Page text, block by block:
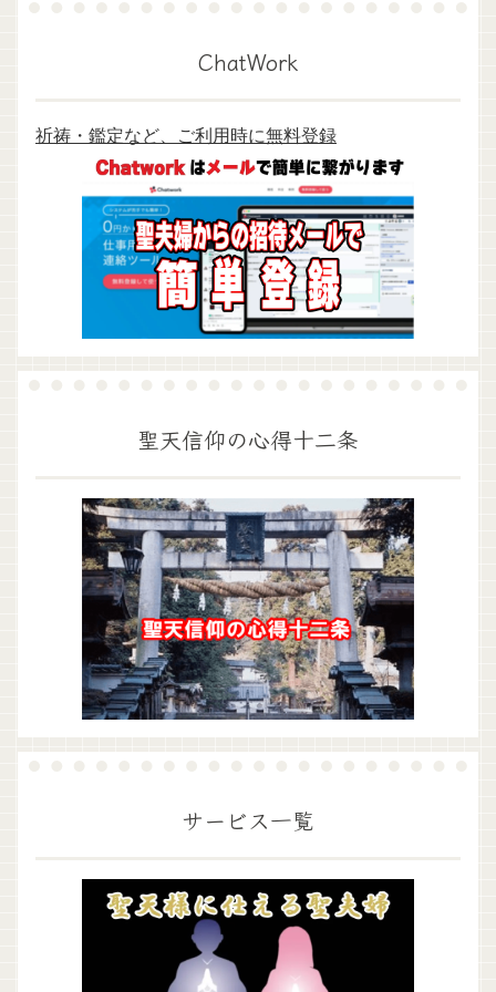
ChatWork
祈祷・鑑定など、ご利用時に無料登録
聖天信仰の心得十二条
サービス一覧